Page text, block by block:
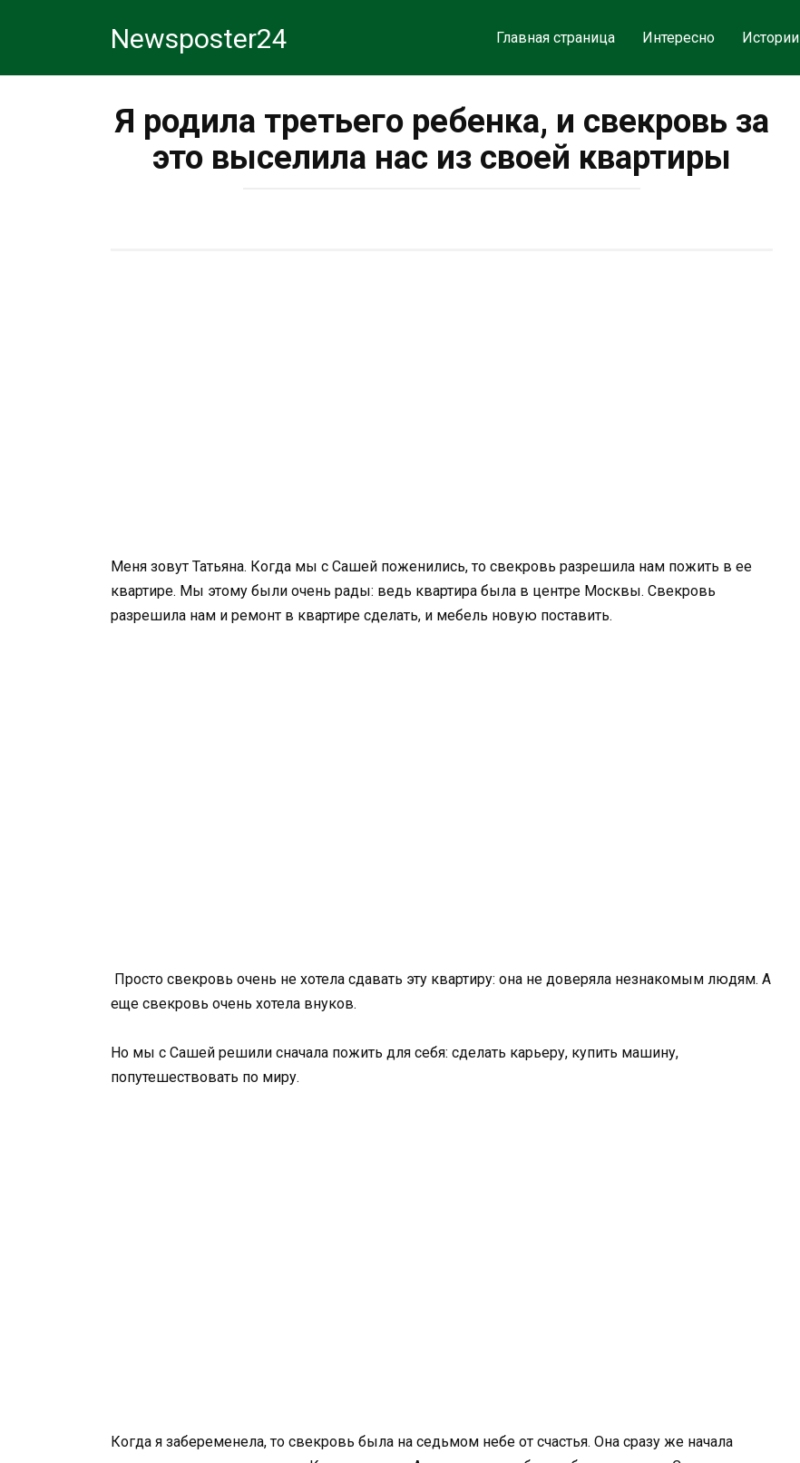
Newsposter24 Главная страница Интересно Истории
Я родила третьего ребенка, и свекровь за
это выселила нас из своей квартиры
Меня зовут Татьяна. Когда мы с Сашей поженились, то свекровь разрешила нам пожить в ее
квартире. Мы этому были очень рады: ведь квартира была в центре Москвы. Свекровь
разрешила нам и ремонт в квартире сделать, и мебель новую поставить.
Просто свекровь очень не хотела сдавать эту квартиру: она не доверяла незнакомым людям. А
еще свекровь очень хотела внуков.
Но мы с Сашей решили сначала пожить для себя: сделать карьеру, купить машину,
попутешествовать по миру.
Когда я забеременела, то свекровь была на седьмом небе от счастья. Она сразу же начала